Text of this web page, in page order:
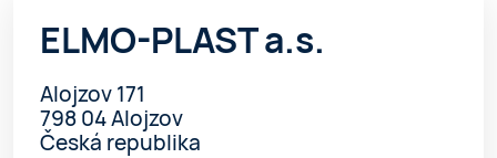
ELMO-PLAST a.s.
Alojzov 171
798 04 Alojzov
Česká republika